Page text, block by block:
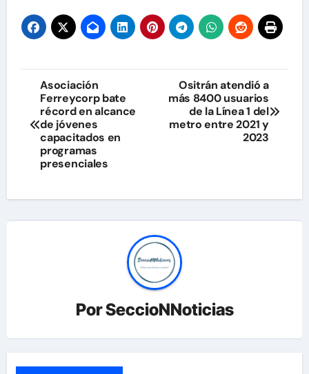
Navegación
de
entradas
Asociación
Ferreycorp bate
récord en alcance
de jóvenes
capacitados en
programas
presenciales
Ositrán atendió a
más 8400 usuarios
de la Línea 1 del
metro entre 2021 y
2023
PorSeccioNNoticias